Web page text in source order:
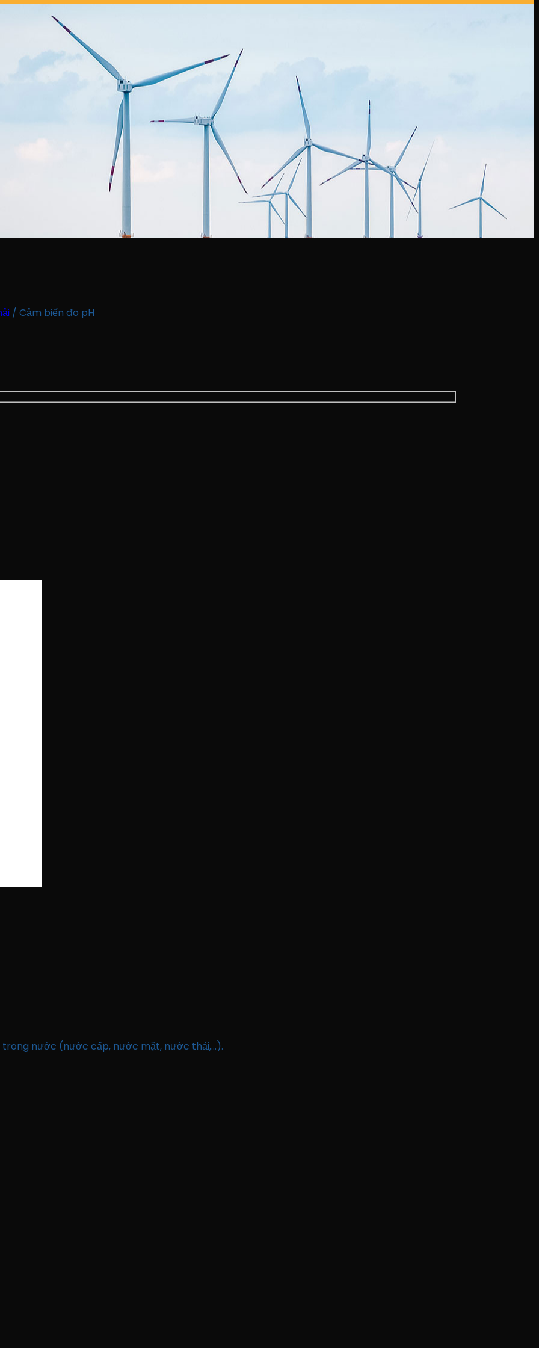
/ Cảm biến đo pH
nước (nước cấp, nước mặt, nước thải,…).